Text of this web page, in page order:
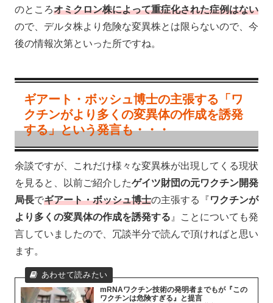
のところオミクロン株によって重症化された症例はない
ので、デルタ株より危険な変異株とは限らないので、今
後の情報次第といった所ですね。
ギアート・ボッシュ博士の主張する「ワ
クチンがより多くの変異体の作成を誘発
する」という発言も・・・
余談ですが、これだけ様々な変異株が出現してくる現状
を見ると、以前ご紹介したゲイツ財団の元ワクチン開発
局長でギアート・ボッシュ博士の主張する『ワクチンが
より多くの変異体の作成を誘発する 』ことについても発
言していましたので、冗談半分で読んで頂ければと思い
ます。
mRNAワクチン技術の発明者までもが『この
ワクチンは危険すぎる』と提言